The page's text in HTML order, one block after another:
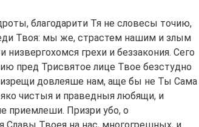
благодарити Тя не словесы точию,
Твоя: мы же, страстем нашим и злым
грехи и беззакония. Сего
пред Трисвятое лице Твое безстудно
довлеяше нам, аще бы не Ты Сама
яко чистыя и праведныя любящи, и
приемлеши. Призри убо, о